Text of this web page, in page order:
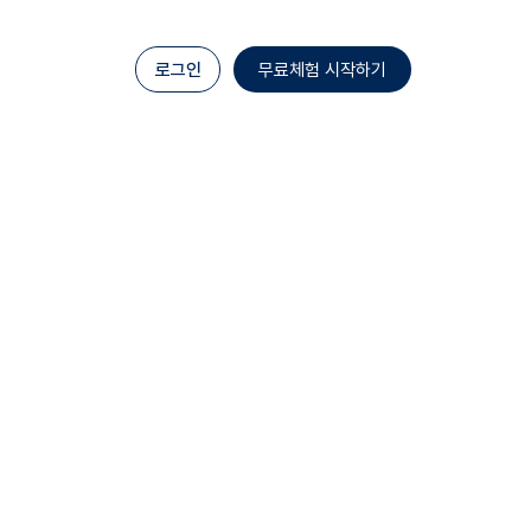
로그인 무료체험 시작하기